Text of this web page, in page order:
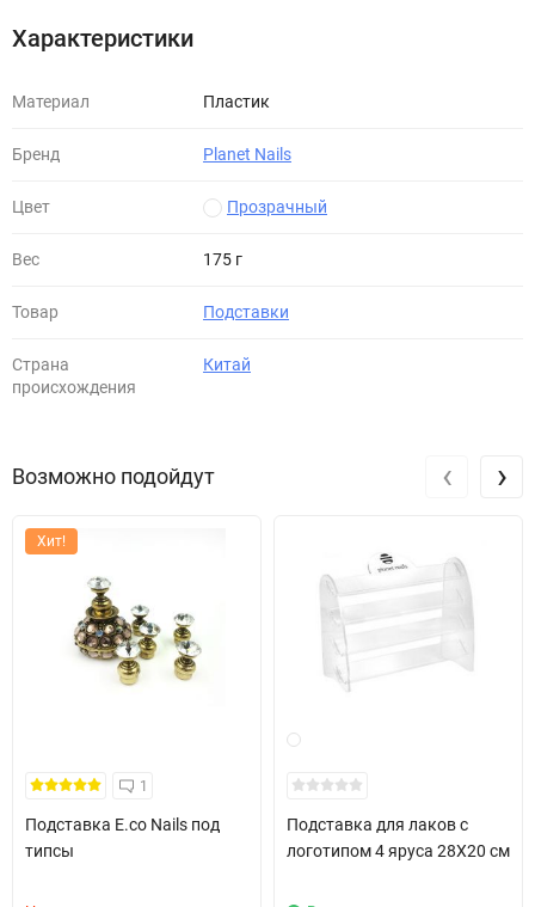
Характеристики
Материал Пластик
Бренд Planet Nails
Цвет Прозрачный
Вес 175 г
Товар Подставки
Страна
происхождения
Китай
Возможно подойдут
Хит!
1
Подставка E.co Nails под
типсы
Подставка для лаков с
логотипом 4 яруса 28Х20 см
‹ ›